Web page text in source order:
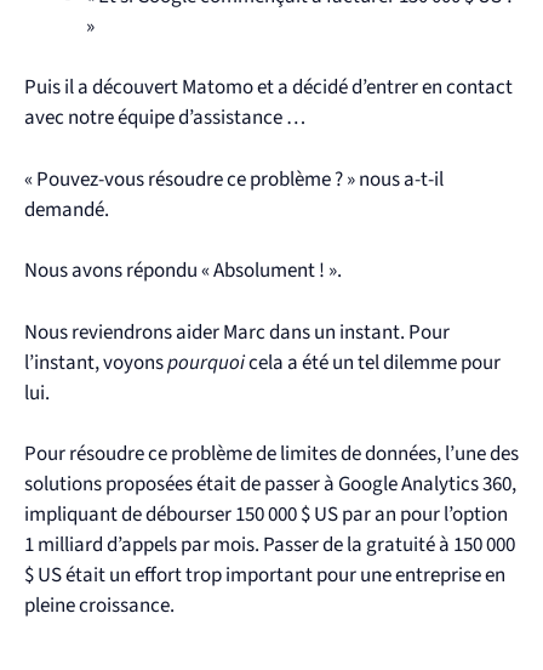
»
Puis il a découvert Matomo et a décidé d’entrer en contact
avec notre équipe d’assistance …
« Pouvez-vous résoudre ce problème ? » nous a-t-il
demandé.
Nous avons répondu « Absolument ! ».
Nous reviendrons aider Marc dans un instant. Pour
l’instant, voyonspourquoicela a été un tel dilemme pour
lui.
Pour résoudre ce problème de limites de données, l’une des
solutions proposées était de passer à Google Analytics 360,
impliquant de débourser 150 000 $ US par an pour l’option
1 milliard d’appels par mois. Passer de la gratuité à 150 000
$ US était un effort trop important pour une entreprise en
pleine croissance.